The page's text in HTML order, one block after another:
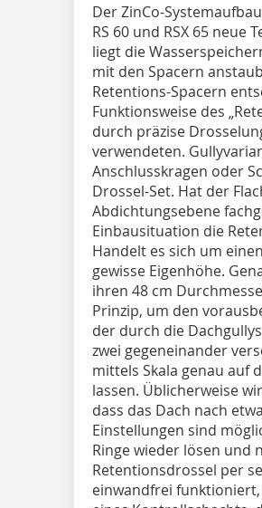
Der ZinCo-
RS 60 und RSX 65
liegt die
mit den Spacern
Retentions-Spacern
Funktionsweise des
durch präzise
verwendeten.
Anschlusskragen oder
Drossel-Set. Hat der
Abdichtungsebene
Einbausituation die
Handelt es sich um
gewisse Eigenhöhe.
ihren 48 cm
Prinzip, um den
der durch die
zwei gegeneinander
mittels Skala genau auf
lassen. Üblicherweise
dass das Dach nach
Einstellungen sind
Ringe wieder lösen und
Retentionsdrossel per
einwandfrei